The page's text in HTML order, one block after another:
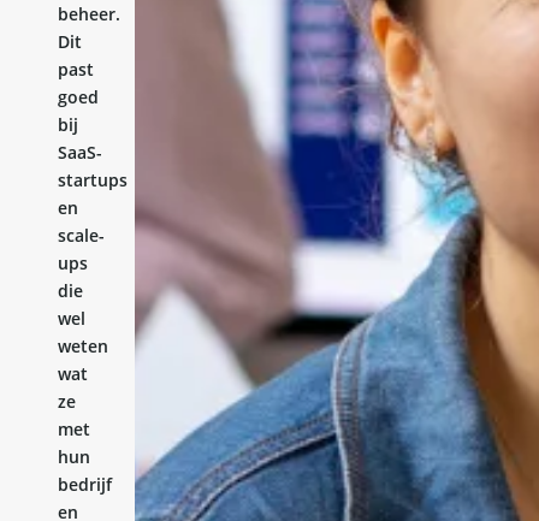
beheer.
Dit
past
goed
bij
SaaS-
startups
en
scale-
ups
die
wel
weten
wat
ze
met
hun
bedrijf
en